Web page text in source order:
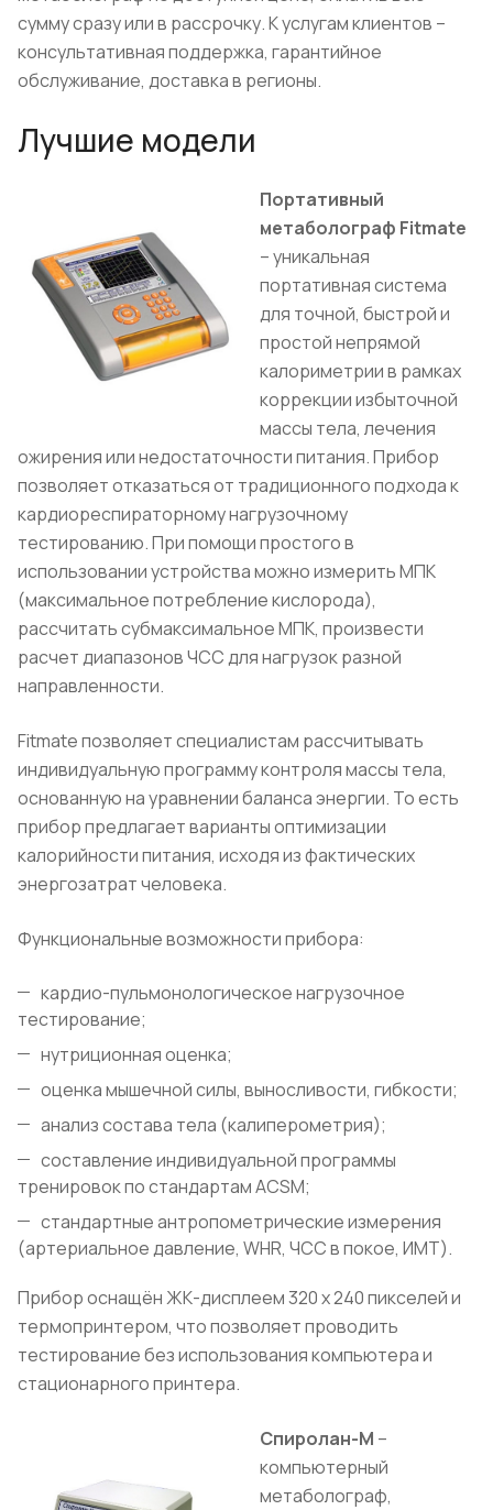
сумму сразу или в рассрочку. К услугам клиентов –
консультативная поддержка, гарантийное
обслуживание, доставка в регионы.
Лучшие модели
Портативный
метаболограф Fitmate
– уникальная
портативная система
для точной, быстрой и
простой непрямой
калориметрии в рамках
коррекции избыточной
массы тела, лечения
ожирения или недостаточности питания. Прибор
позволяет отказаться от традиционного подхода к
кардиореспираторному нагрузочному
тестированию. При помощи простого в
использовании устройства можно измерить МПК
(максимальное потребление кислорода),
рассчитать субмаксимальное МПК, произвести
расчет диапазонов ЧСС для нагрузок разной
направленности.
Fitmate позволяет специалистам рассчитывать
индивидуальную программу контроля массы тела,
основанную на уравнении баланса энергии. То есть
прибор предлагает варианты оптимизации
калорийности питания, исходя из фактических
энергозатрат человека.
Функциональные возможности прибора:
кардио-пульмонологическое нагрузочное
тестирование;
нутриционная оценка;
оценка мышечной силы, выносливости, гибкости;
анализ состава тела (калиперометрия);
составление индивидуальной программы
тренировок по стандартам ACSM;
стандартные антропометрические измерения
(артериальное давление, WHR, ЧСС в покое, ИМТ).
Прибор оснащён ЖК-дисплеем 320 x 240 пикселей и
термопринтером, что позволяет проводить
тестирование без использования компьютера и
стационарного принтера.
Спиролан-М –
компьютерный
метаболограф,